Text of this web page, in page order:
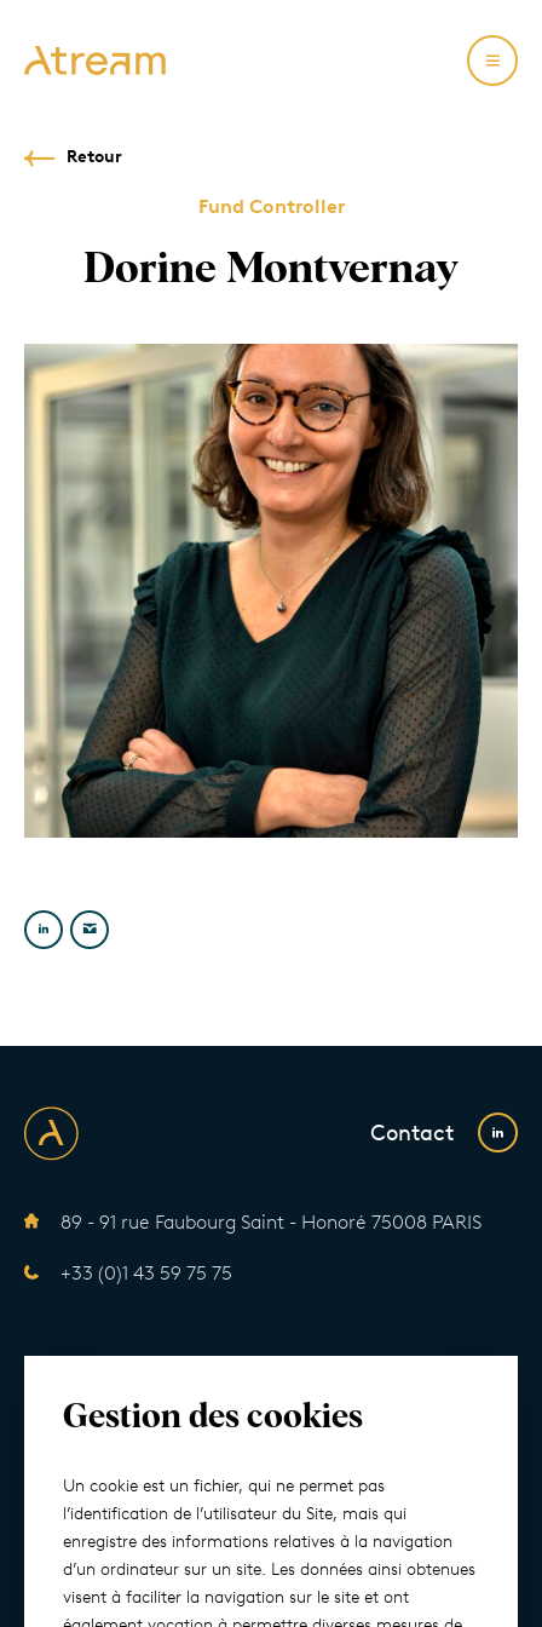
Retour
Fund Controller
Dorine Montvernay
89 - 91 rue Faubourg Saint - Honoré 75008 PARIS
+33 (0)1 43 59 75 75
Solutions de fonds ouverts à la souscription
Contact
Société par actions simplifiée au capital de 263 200 euros / 503
740 433 RCS Paris / Agréée par l’AMF en qualité de Société de
gestion de portefeuille le 15 avril 2013 sous le numéro GP-
13000011.
Gestion des cookies
Un cookie est un fichier, qui ne permet pas
l’identification de l’utilisateur du Site, mais qui
enregistre des informations relatives à la navigation
d’un ordinateur sur un site. Les données ainsi obtenues
visent à faciliter la navigation sur le site et ont